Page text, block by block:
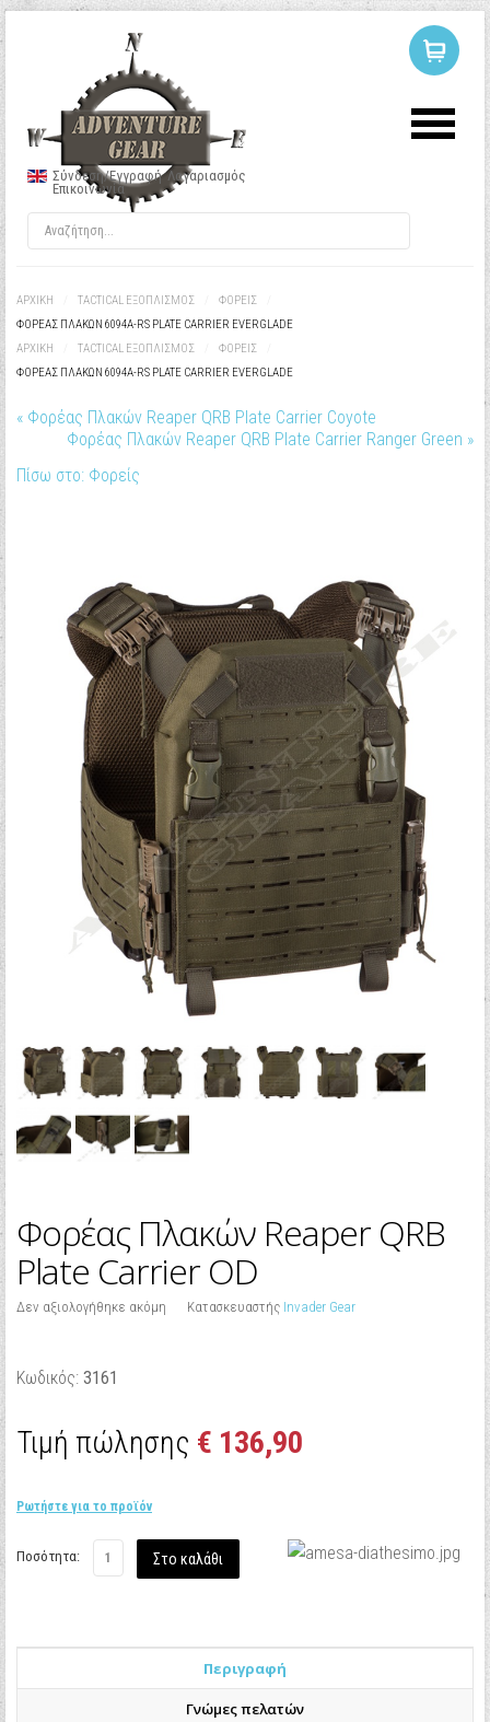
Σύνδεση/Εγγραφή Λογαριασμός
Επικοινωνία
ΑΡΧΙΚΉ TACTICAL ΕΞΟΠΛΙΣΜΟΣ ΦΟΡΕΊΣ
ΦΟΡΈΑΣ ΠΛΑΚΏΝ 6094A-RS PLATE CARRIER EVERGLADE
ΑΡΧΙΚΉ
TACTICAL ΕΞΟΠΛΙΣΜΟΣ ΦΟΡΕΊΣ
ΦΟΡΈΑΣ ΠΛΑΚΏΝ 6094A-RS PLATE CARRIER EVERGLADE
« Φορέας Πλακών Reaper QRB Plate Carrier Coyote
Φορέας Πλακών Reaper QRB Plate Carrier Ranger Green »
Πίσω στο: Φορείς
Φορέας Πλακών Reaper QRB
Plate Carrier OD
Δεν αξιολογήθηκε ακόμη Κατασκευαστής Invader Gear
Κωδικός: 3161
Τιμή πώλησης € 136,90
Ρωτήστε για το προϊόν
Ποσότητα:
Περιγραφή
Γνώμες πελατών
ΣΥΝΔΕΣΗ
Κωδικός
Να με θυμάσαι